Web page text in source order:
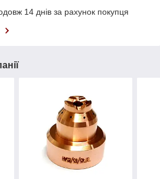
14 днів за рахунок покупця